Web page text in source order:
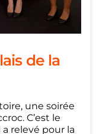
de la
une soirée
C’est le
relevé pour la